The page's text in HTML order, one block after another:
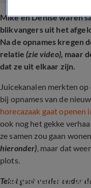
Mike en Denise waren
blikvangers uit het
Na de opnames kregen
relatie (zie video), maar
dat ze uit elkaar zijn.
Juicekanalen merkten
bij opnames van de
horecazaak gaat openen
ook nog het gekke
ze samen zou gaan
hieronder), maar dat
plots.
Tekst gaat verder onder
schoonouders